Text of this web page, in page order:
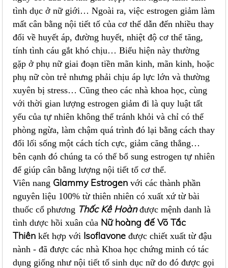
tình dục ở nữ giới… Ngoài ra, việc estrogen giảm làm
mất cân bằng nội tiết tố của cơ thể dẫn đến nhiều thay
đổi về huyết áp, đường huyết, nhiệt độ cơ thể tăng,
tính tình cáu gắt khó chịu… Biểu hiện này thường
gặp ở phụ nữ giai đoạn tiền mãn kinh, mãn kinh, hoặc
phụ nữ còn trẻ nhưng phải chịu áp lực lớn và thường
xuyên bị stress… Cũng theo các nhà khoa học, cùng
với thời gian lượng estrogen giảm đi là quy luật tất
yếu của tự nhiên không thể tránh khỏi và chỉ có thể
phòng ngừa, làm chậm quá trình đó lại bằng cách thay
đổi lối sống một cách tích cực, giảm căng thẳng…
bên cạnh đó chúng ta có thể bổ sung estrogen tự nhiên
để giúp cân bằng lượng nội tiết tố cơ thể.
Viên nang Glammy Estrogen với các thành phần
nguyên liệu 100% từ thiên nhiên có xuất xứ từ bài
thuốc cổ phương Thốc Kê Hoànđược mệnh danh là
tình dược hồi xuân của Nữ hoàng đế Võ Tắc
Thiên kết hợp với Isoflavoneđược chiết xuất từ đậu
nành - đã được các nhà Khoa học chứng minh có tác
dụng giống như nội tiết tố sinh dục nữ do đó được gọi